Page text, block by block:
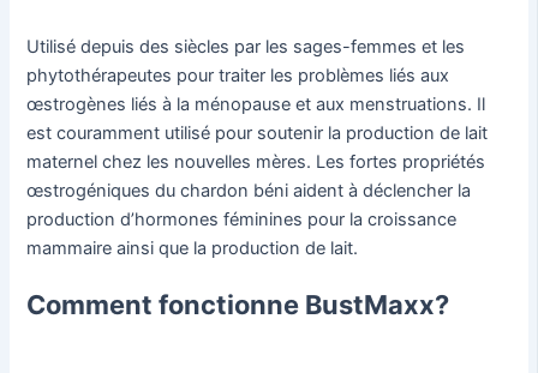
Utilisé depuis des siècles par les sages-femmes et les
phytothérapeutes pour traiter les problèmes liés aux
œstrogènes liés à la ménopause et aux menstruations. Il
est couramment utilisé pour soutenir la production de lait
maternel chez les nouvelles mères. Les fortes propriétés
œstrogéniques du chardon béni aident à déclencher la
production d’hormones féminines pour la croissance
mammaire ainsi que la production de lait.
Comment fonctionne BustMaxx?